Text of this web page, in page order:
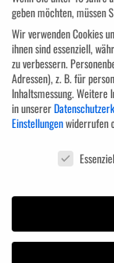
Agiles
Durch das digitale
VonFilip Antunovic |
Weiterlesen
geben möchten, müssen
Wir verwenden Cookies
ihnen sind essenziell,
zu verbessern.
Adressen), z. B. für
Inhaltsmessung.Weitere
in unserer
Einstellungenwiderrufen
Datenschutzeinstellungen